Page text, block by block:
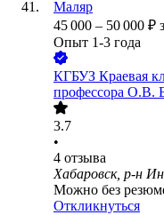
Маляр
45 000 – 50 000 ₽
Опыт 1-3 года
КГБУЗ Краевая
профессора О.В.
3.7
•
4 отзыва
Хабаровск, р-н
Можно без
Откликнуться